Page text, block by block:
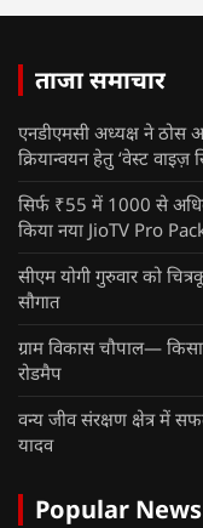
ताजा समाचार
एनडीएमसी अध्यक्ष ने ठोस
क्रियान्वयन हेतु ‘वेस्ट वाइज़
सिर्फ ₹55 में 1000 से
किया नया JioTV Pro
सीएम योगी गुरुवार को
सौगात
ग्राम विकास चौपाल—
रोडमैप
वन्य जीव संरक्षण क्षेत्र में
यादव
Popular News